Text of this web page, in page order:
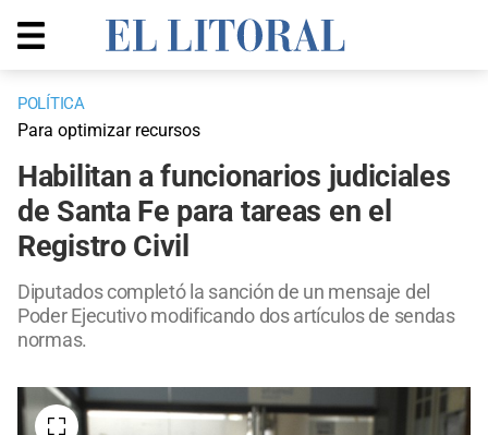
POLÍTICA
Para optimizar recursos
Habilitan a funcionarios judiciales
de Santa Fe para tareas en el
Registro Civil
Diputados completó la sanción de un mensaje del
Poder Ejecutivo modificando dos artículos de sendas
normas.